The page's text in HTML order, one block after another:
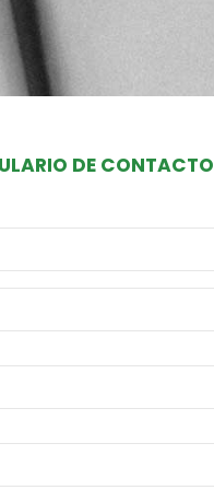
DE CONTACTO